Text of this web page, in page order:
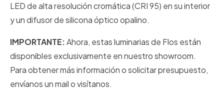
LED de alta resolución cromática (CRI 95) en su interior
y un difusor de silicona óptico opalino.
IMPORTANTE:Ahora, estas luminarias de Flos están
disponibles exclusivamente en nuestro showroom.
Para obtener más información o solicitar presupuesto,
envíanos un mail o visítanos.